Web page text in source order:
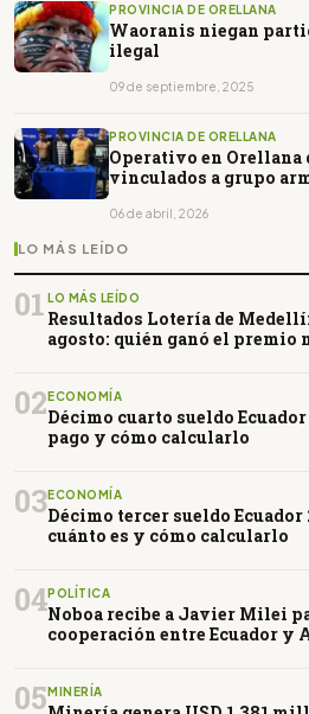
PROVINCIA DE ORELLANA
Waoranis niegan
ilegal
09 de septiembre, 2025
PROVINCIA DE ORELLANA
Operativo en Orellana
vinculados a grupo
06 de abril, 2026
LO MÁS LEÍDO
01 LO MÁS LEÍDO
Resultados Lotería de
agosto: quién ganó el premio
02ECONOMÍA
Décimo cuarto sueldo
pago y cómo calcularlo
03ECONOMÍA
Décimo tercer sueldo Ecuador
cuánto es y cómo calcularlo
04POLÍTICA
Noboa recibe a Javier Milei
cooperación entre Ecuador y
05MINERÍA